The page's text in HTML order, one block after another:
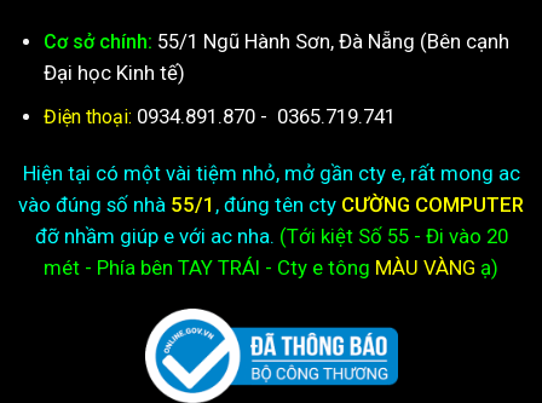
Cơ sở chính: 55/1 Ngũ Hành Sơn, Đà Nẵng (Bên cạnh
Đại học Kinh tế)
Điện thoại: 0934.891.870 - 0365.719.741
Hiện tại có một vài tiệm nhỏ, mở gần cty e, rất mong ac
vào đúng số nhà 55/1 , đúng tên cty CƯỜNG COMPUTER
đỡ nhầm giúp e với ac nha. (Tới kiệtSố 55 - Đi vào 20
mét - Phía bên TAY TRÁI - Cty e tông MÀU VÀNG ạ)